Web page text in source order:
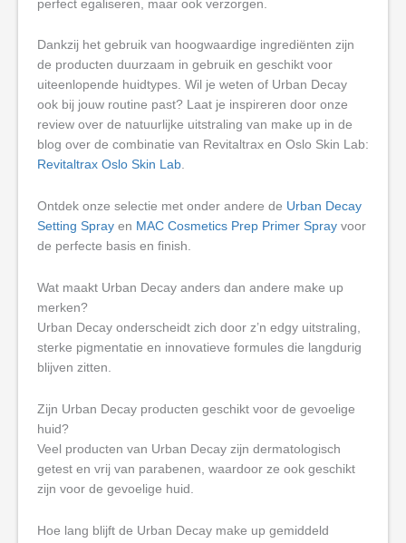
perfect egaliseren, maar ook verzorgen.
Dankzij het gebruik van hoogwaardige ingrediënten zijn
de producten duurzaam in gebruik en geschikt voor
uiteenlopende huidtypes. Wil je weten of Urban Decay
ook bij jouw routine past? Laat je inspireren door onze
review over de natuurlijke uitstraling van make up in de
blog over de combinatie van Revitaltrax en Oslo Skin Lab:
Revitaltrax Oslo Skin Lab.
Ontdek onze selectie met onder andere de Urban Decay
Setting Spray en MAC Cosmetics Prep Primer Spray voor
de perfecte basis en finish.
Wat maakt Urban Decay anders dan andere make up
merken?
Urban Decay onderscheidt zich door z’n edgy uitstraling,
sterke pigmentatie en innovatieve formules die langdurig
blijven zitten.
Zijn Urban Decay producten geschikt voor de gevoelige
huid?
Veel producten van Urban Decay zijn dermatologisch
getest en vrij van parabenen, waardoor ze ook geschikt
zijn voor de gevoelige huid.
Hoe lang blijft de Urban Decay make up gemiddeld